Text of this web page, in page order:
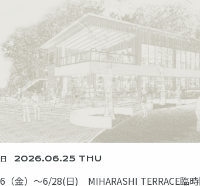
2026.06.25 THU
（金）～6/28(日) MIHARASHI TERRACE臨